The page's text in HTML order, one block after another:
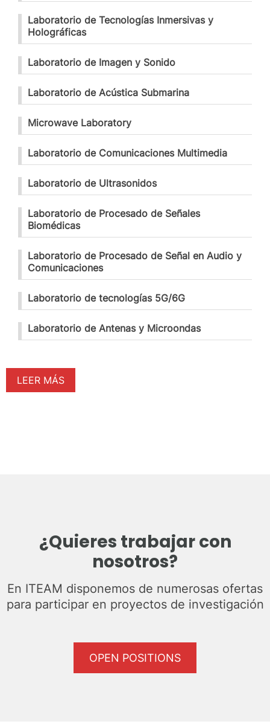
Laboratorio de Tecnologías Inmersivas y
Holográficas
Laboratorio de Imagen y Sonido
Laboratorio de Acústica Submarina
Microwave Laboratory
Laboratorio de Comunicaciones Multimedia
Laboratorio de Ultrasonidos
Laboratorio de Procesado de Señales
Biomédicas
Laboratorio de Procesado de Señal en Audio y
Comunicaciones
Laboratorio de tecnologías 5G/6G
Laboratorio de Antenas y Microondas
LEER MÁS
¿Quieres trabajar con
nosotros?
En ITEAM disponemos de numerosas ofertas
para participar en proyectos de investigación
OPEN POSITIONS